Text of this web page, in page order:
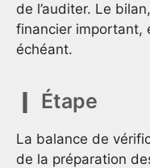
de l’auditer. Le
financier important,
échéant.
Étape
La balance de
de la préparation